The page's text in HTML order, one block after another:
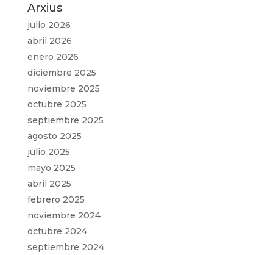
Arxius
julio 2026
abril 2026
enero 2026
diciembre 2025
noviembre 2025
octubre 2025
septiembre 2025
agosto 2025
julio 2025
mayo 2025
abril 2025
febrero 2025
noviembre 2024
octubre 2024
septiembre 2024